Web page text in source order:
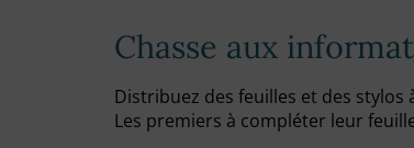
Chasse aux
Distribuez des feuilles et des
Les premiers à compléter leur